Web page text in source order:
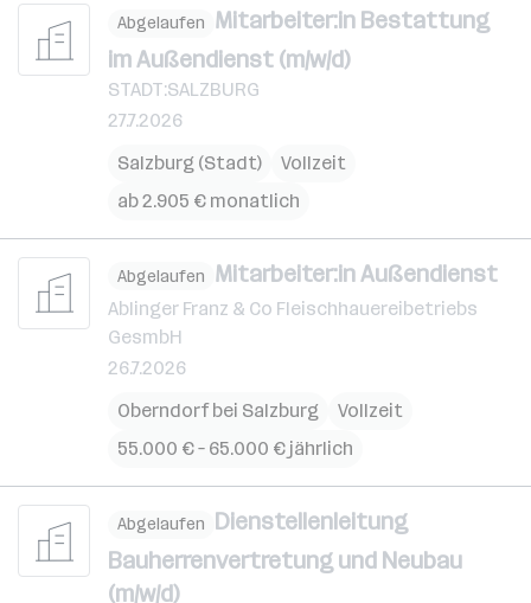
Abgelaufen Mitarbeiter:in Bestattung
im Außendienst (m/w/d)
STADT:SALZBURG
27.7.2026
Salzburg (Stadt)
Vollzeit
ab 2.905 € monatlich
Abgelaufen Mitarbeiter:in Außendienst
Ablinger Franz & Co Fleischhauereibetriebs
GesmbH
26.7.2026
Oberndorf bei Salzburg
Vollzeit
55.000 € – 65.000 € jährlich
Abgelaufen Dienstellenleitung
Bauherrenvertretung und Neubau
(m/w/d)